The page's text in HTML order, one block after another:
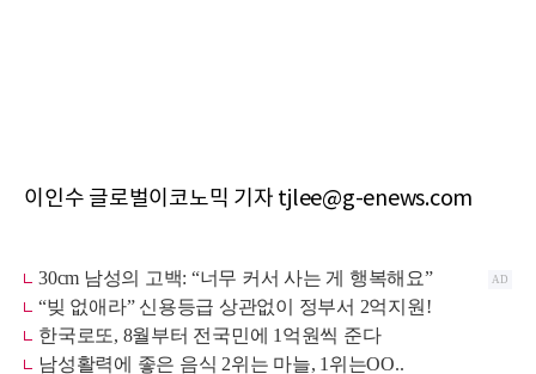
이인수 글로벌이코노믹 기자 tjlee@g-enews.com